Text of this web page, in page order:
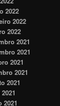
2022
2022
2022
2021
2021
2021
2021
2021
2021